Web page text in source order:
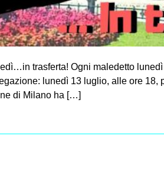
trasferta! Ogni maledetto
lunedì 13 luglio, alle ore 18,
di Milano ha […]